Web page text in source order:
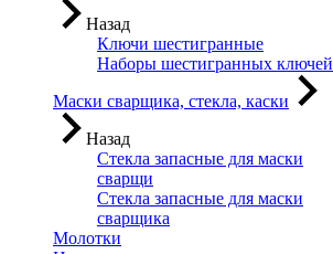
Назад
Ключи шестигранные
Наборы шестигранных ключей
Маски сварщика, стекла, каски
Назад
Стекла запасные для маски
сварщи
Стекла запасные для маски
сварщика
Молотки